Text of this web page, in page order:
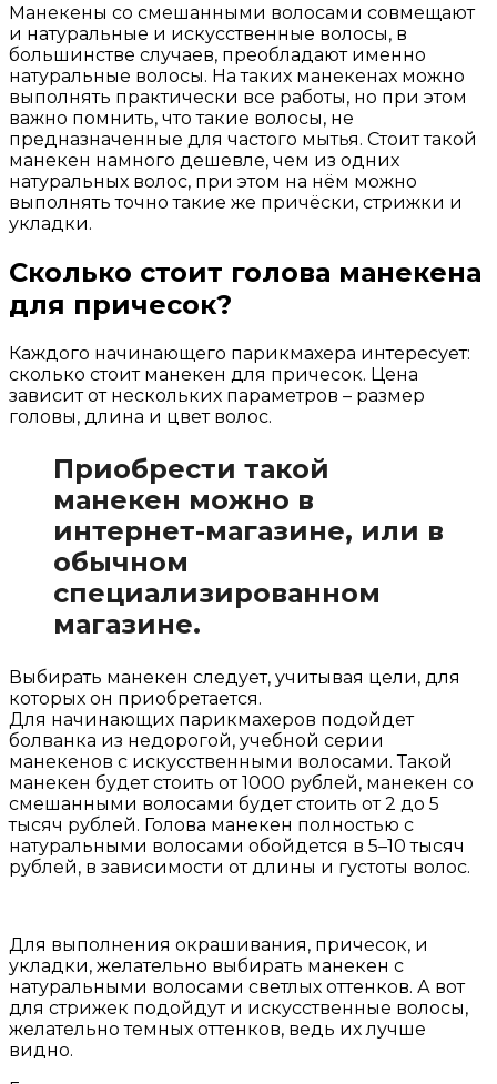
Манекены со смешанными волосами совмещают
и натуральные и искусственные волосы, в
большинстве случаев, преобладают именно
натуральные волосы. На таких манекенах можно
выполнять практически все работы, но при этом
важно помнить, что такие волосы, не
предназначенные для частого мытья. Стоит такой
манекен намного дешевле, чем из одних
натуральных волос, при этом на нём можно
выполнять точно такие же причёски, стрижки и
укладки.
Сколько стоит голова манекена
для причесок?
Каждого начинающего парикмахера интересует:
сколько стоит манекен для причесок. Цена
зависит от нескольких параметров – размер
головы, длина и цвет волос.
Приобрести такой
манекен можно в
интернет-магазине, или в
обычном
специализированном
магазине.
Выбирать манекен следует, учитывая цели, для
которых он приобретается.
Для начинающих парикмахеров подойдет
болванка из недорогой, учебной серии
манекенов с искусственными волосами. Такой
манекен будет стоить от 1000 рублей, манекен со
смешанными волосами будет стоить от 2 до 5
тысяч рублей. Голова манекен полностью с
натуральными волосами обойдется в 5–10 тысяч
рублей, в зависимости от длины и густоты волос.
Для выполнения окрашивания, причесок, и
укладки, желательно выбирать манекен с
натуральными волосами светлых оттенков. А вот
для стрижек подойдут и искусственные волосы,
желательно темных оттенков, ведь их лучше
видно.